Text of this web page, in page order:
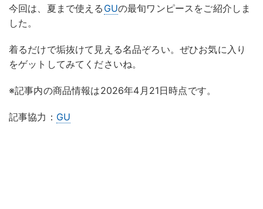
今回は、夏まで使える GUの最旬ワンピースをご紹介しま
した。
着るだけで垢抜けて見える名品ぞろい。ぜひお気に入り
をゲットしてみてくださいね。
※記事内の商品情報は2026年4月21日時点です。
記事協力： GU